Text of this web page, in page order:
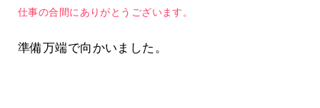
仕事の合間にありがとうございます。
準備万端で向かいました。